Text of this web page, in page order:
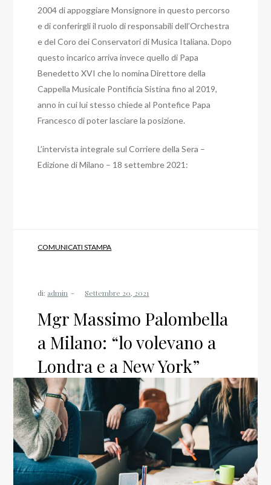
2004 di appoggiare Monsignore in questo percorso
e di conferirgli il ruolo di responsabili dell’Orchestra
e del Coro dei Conservatori di Musica Italiana. Dopo
questo incarico arriva invece quello di Papa
Benedetto XVI che lo nomina Direttore della
Cappella Musicale Pontificia Sistina fino al 2019,
anno in cui lui stesso chiede al Pontefice Papa
Francesco di poter lasciare la posizione.
L’intervista integrale sul Corriere della Sera –
Edizione di Milano – 18 settembre 2021:
COMUNICATI STAMPA
di: admin
Mgr Massimo Palombella
a Milano: “lo volevano a
Londra e a New York”